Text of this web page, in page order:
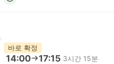
바로 확정
14:00 17:15 3시간 15분